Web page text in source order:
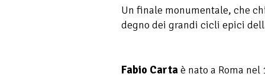
Un finale monumentale, che
degno dei grandi cicli epici
Fabio Cartaè nato a Roma